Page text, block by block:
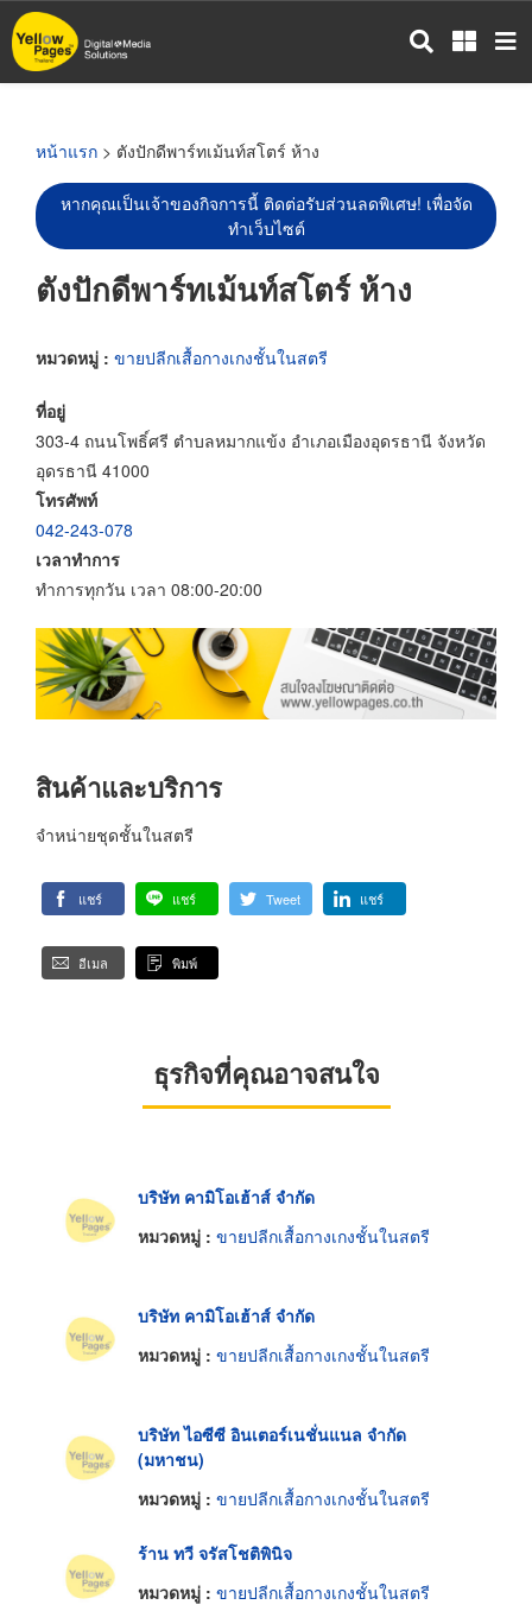
ข้าม
ไป
หน้าแรก > ตังปักดีพาร์ทเม้นท์สโตร์ ห้าง
หากคุณเป็นเจ้าของกิจการนี้ ติดต่อรับส่วนลดพิเศษ! เพื่อจัด
ทำเว็บไซต์
ตังปักดีพาร์ทเม้นท์สโตร์ ห้าง
หมวดหมู่ : ขายปลีกเสื้อกางเกงชั้นในสตรี
ที่อยู่
303-4 ถนนโพธิ์ศรี ตำบลหมากแข้ง อำเภอเมืองอุดรธานี จังหวัด
อุดรธานี 41000
โทรศัพท์
042-243-078
เวลาทำการ
ทำการทุกวัน เวลา 08:00-20:00
สินค้าและบริการ
จำหน่ายชุดชั้นในสตรี
แชร์ แชร์ Tweet แชร์
อีเมล พิมพ์
ธุรกิจที่คุณอาจสนใจ
บริษัท คามิโอเฮ้าส์ จำกัด
หมวดหมู่ : ขายปลีกเสื้อกางเกงชั้นในสตรี
บริษัท คามิโอเฮ้าส์ จำกัด
หมวดหมู่ : ขายปลีกเสื้อกางเกงชั้นในสตรี
บริษัท ไอซีซี อินเตอร์เนชั่นแนล จำกัด
(มหาชน)
หมวดหมู่ : ขายปลีกเสื้อกางเกงชั้นในสตรี
ร้าน ทวี จรัสโชติพินิจ
หมวดหมู่ : ขายปลีกเสื้อกางเกงชั้นในสตรี